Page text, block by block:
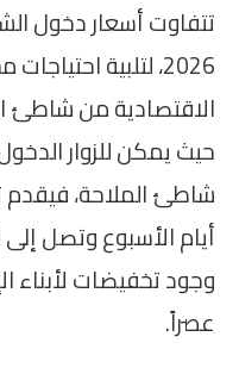
تتفاوت أسعار دخول
2026، لتلبية
الاقتصادية من شاطئ
وجود تخفيضات لأبناء
عصراً.